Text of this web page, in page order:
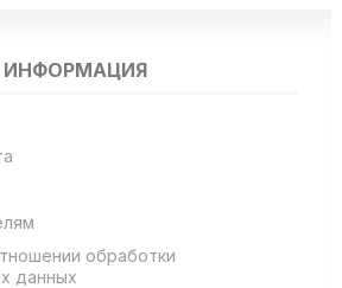
ИНФОРМАЦИЯ
обработки
данных